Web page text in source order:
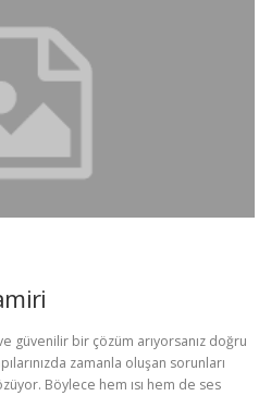
güvenilir bir çözüm arıyorsanız doğru
zamanla oluşan sorunları
Böylece hem ısı hem de ses